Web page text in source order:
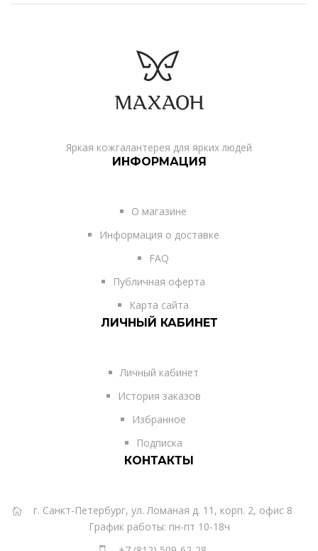
Яркая кожгалантерея для ярких людей
ИНФОРМАЦИЯ
О магазине
Информация о доставке
FAQ
Публичная оферта
Карта сайта
ЛИЧНЫЙ КАБИНЕТ
Личный кабинет
История заказов
Избранное
Подписка
КОНТАКТЫ
г. Санкт-Петербург, ул. Ломаная д. 11, корп. 2, офис 8
График работы: пн-пт 10-18ч